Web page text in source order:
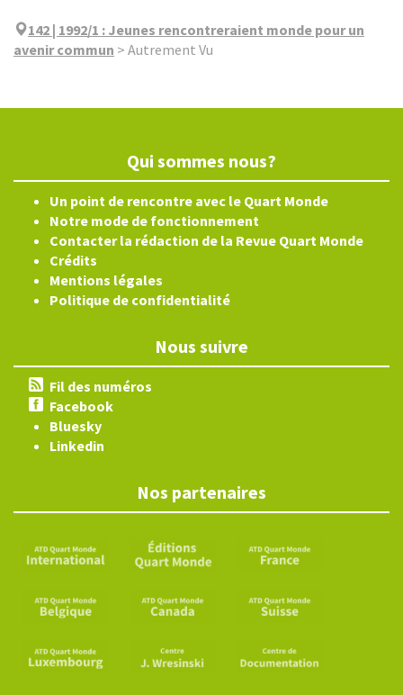
142 | 1992/1 : Jeunes rencontreraient monde pour un
avenir commun > Autrement Vu
Qui sommes nous?
Un point de rencontre avec le Quart Monde
Notre mode de fonctionnement
Contacter la rédaction de la Revue Quart Monde
Crédits
Mentions légales
Politique de confidentialité
Nous suivre
Fil des numéros
Facebook
Bluesky
Linkedin
Nos partenaires